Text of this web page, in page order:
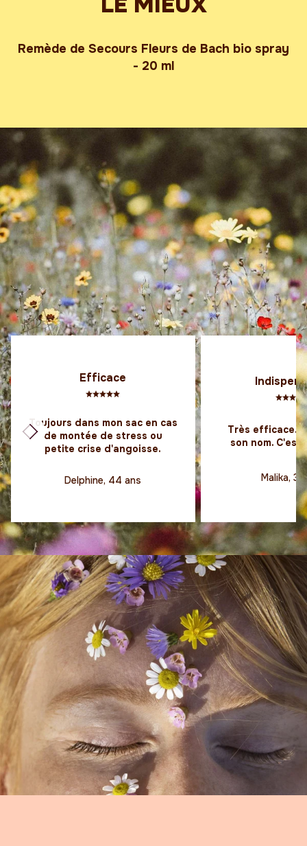
Remède de Secours Fleurs de Bach bio spray
- 20 ml
Efficace
Toujours dans mon sac en cas
de montée de stress ou
petite crise d'angoisse.
Delphine, 44 ans
Très efficace.
son nom. C'est
Malika,
Précédent
Suivant